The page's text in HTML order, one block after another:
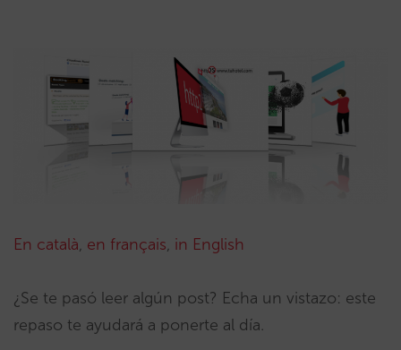
En català, en français, in English
¿Se te pasó leer algún post? Echa un vistazo: este
repaso te ayudará a ponerte al día.